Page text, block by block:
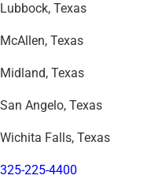
Lubbock, Texas
McAllen, Texas
Midland, Texas
San Angelo, Texas
Wichita Falls, Texas
325-225-4400